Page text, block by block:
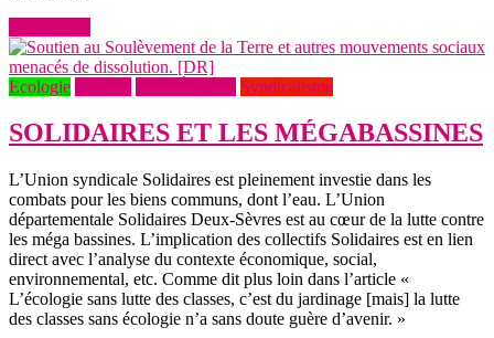
Ecologie Syndicalisme
SOLIDAIRES ET LES MÉGABASSINES
L’Union syndicale Solidaires est pleinement investie dans les
combats pour les biens communs, dont l’eau. L’Union
départementale Solidaires Deux-Sèvres est au cœur de la lutte contre
les méga bassines. L’implication des collectifs Solidaires est en lien
direct avec l’analyse du contexte économique, social,
environnemental, etc. Comme dit plus loin dans l’article «
L’écologie sans lutte des classes, c’est du jardinage [mais] la lutte
des classes sans écologie n’a sans doute guère d’avenir. »